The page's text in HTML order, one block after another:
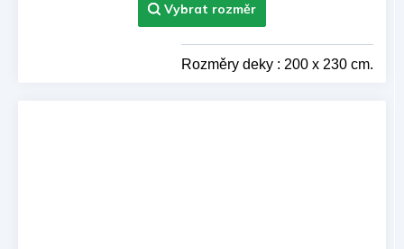
Rozměry deky : 200 x 230 cm.